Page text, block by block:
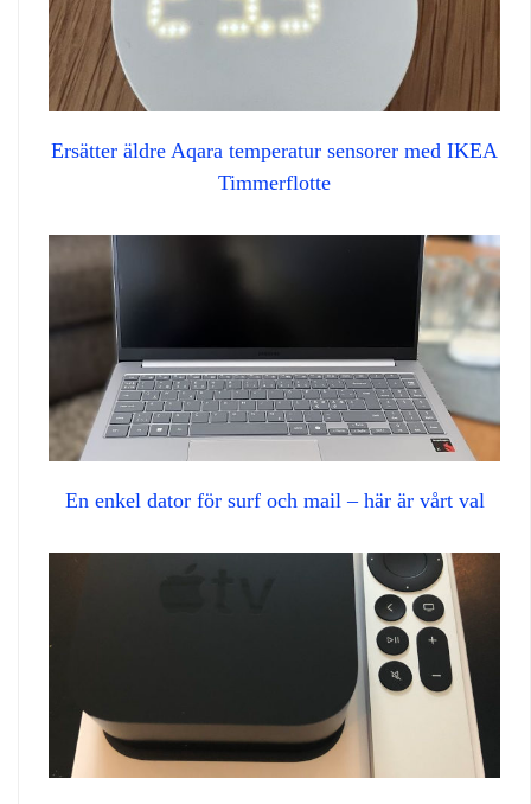
Ersätter äldre Aqara temperatur sensorer med IKEA
Timmerflotte
En enkel dator för surf och mail – här är vårt val